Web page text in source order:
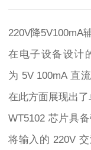
220V降5V100mA
在电子设备设计
为 5V 100mA 直
在此方面展现出了
WT5102 芯片具
将输入的 220V